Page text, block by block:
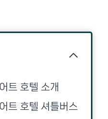
트 호텔 소개
트 호텔 셔틀버스